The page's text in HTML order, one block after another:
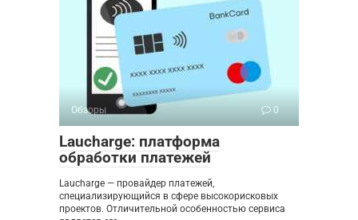
Обзоры 0
Laucharge: платформа
обработки платежей
Laucharge — провайдер платежей,
специализирующийся в сфере высокорисковых
проектов. Отличительной особенностью сервиса